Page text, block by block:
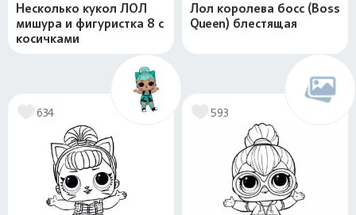
Несколько кукол ЛОЛ
мишура и фигуристка 8 с
косичками
Лол королева босс (Boss
Queen) блестящая
634 593